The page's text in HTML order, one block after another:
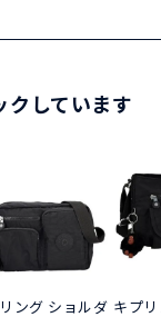
クしています
ング ショルダ キプ